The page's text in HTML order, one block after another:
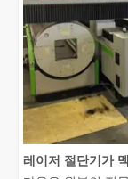
다음은 원본의